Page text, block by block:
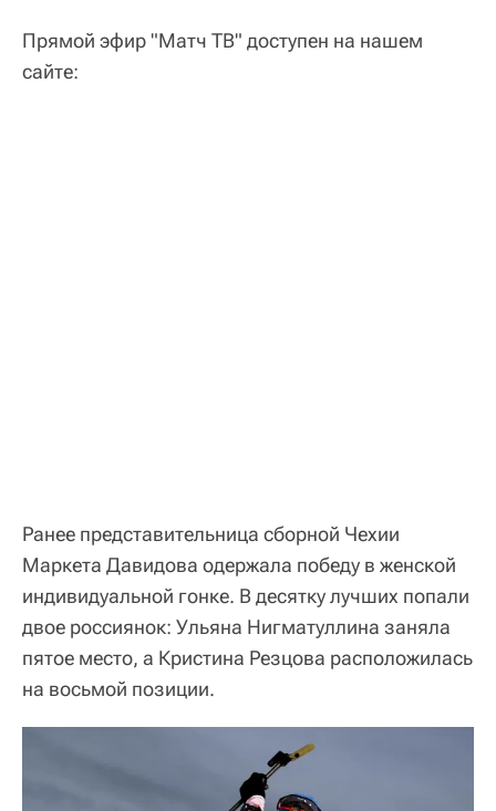
Прямой эфир "Матч ТВ" доступен на нашем
сайте:
Ранее представительница сборной Чехии
Маркета Давидова одержала победу в женской
индивидуальной гонке. В десятку лучших попали
двое россиянок: Ульяна Нигматуллина заняла
пятое место, а Кристина Резцова расположилась
на восьмой позиции.